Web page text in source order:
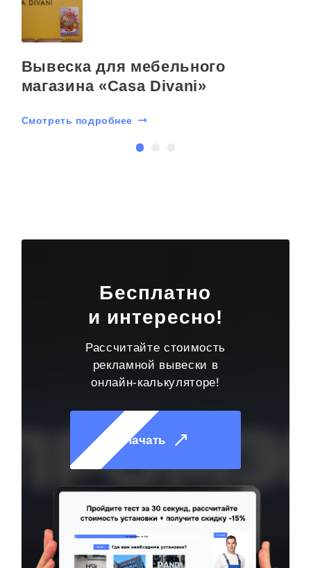
Вывеска для мебельного
магазина «Casa Divani»
Смотреть подробнее
Бесплатно
и интересно!
Рассчитайте стоимость
рекламной вывески в
онлайн-калькуляторе!
Начать